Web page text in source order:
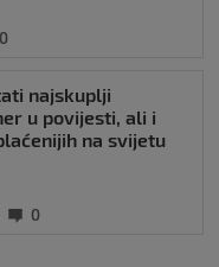
0
najskuplji
u povijesti, ali i
na svijetu
0